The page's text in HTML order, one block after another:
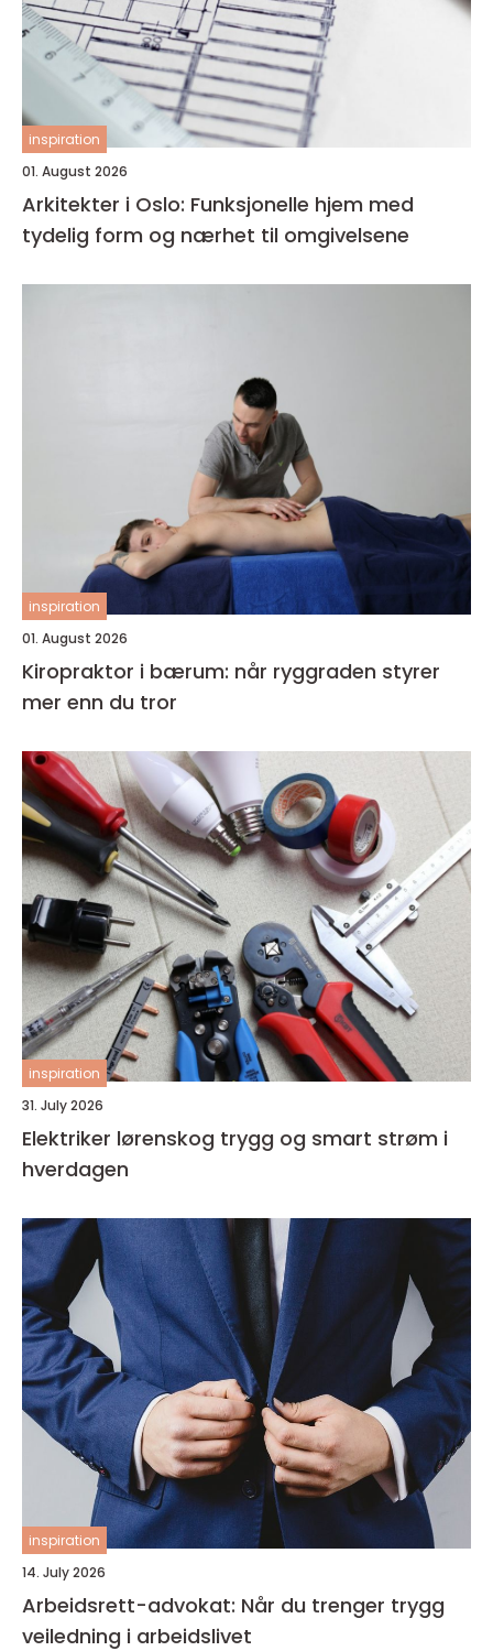
inspiration
01. August 2026
Arkitekter i Oslo: Funksjonelle hjem med
tydelig form og nærhet til omgivelsene
inspiration
01. August 2026
Kiropraktor i bærum: når ryggraden styrer
mer enn du tror
inspiration
31. July 2026
Elektriker lørenskog trygg og smart strøm i
hverdagen
inspiration
14. July 2026
Arbeidsrett-advokat: Når du trenger trygg
veiledning i arbeidslivet